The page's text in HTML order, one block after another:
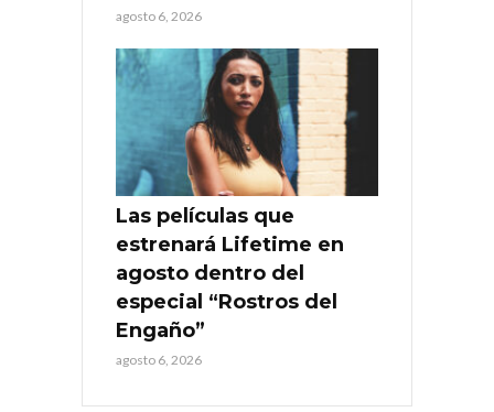
agosto 6, 2026
Las películas que
estrenará Lifetime en
agosto dentro del
especial “Rostros del
Engaño”
agosto 6, 2026